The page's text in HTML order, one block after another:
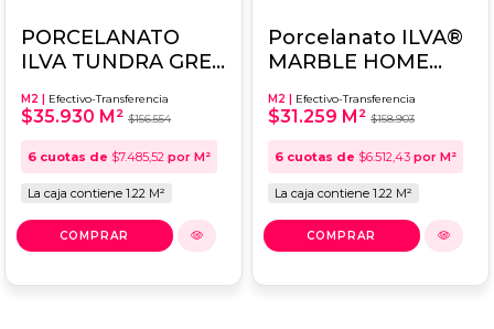
PORCELANATO
ILVA TUNDRA GREY
M2 | Efectivo-Transferencia
$35.930 M² $156.554
6 cuotas de $7.485,52 por M²
La caja contiene 1.22 M²
Porcelanato ILVA®
MARBLE HOME
M2 | Efectivo-Transferencia
$31.259 M² $158.903
6 cuotas de $6.512,43 por M²
La caja contiene 1.22 M²